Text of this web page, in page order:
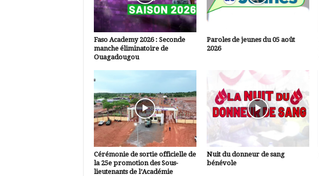
Faso Academy 2026 : Seconde
manche éliminatoire de
Ouagadougou
Paroles de jeunes du 05 août
2026
Cérémonie de sortie officielle de
la 25e promotion des Sous-
lieutenants de l’Académie
Nuit du donneur de sang
bénévole